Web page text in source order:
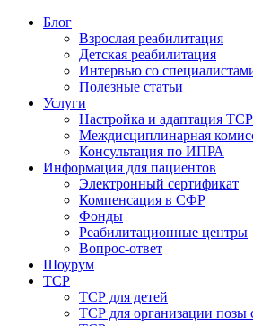
Блог
Взрослая реабилитация
Детская реабилитация
Интервью со
Полезные статьи
Услуги
Настройка и адаптация ТСР
Междисциплинарная
Консультация по ИПРА
Информация для пациентов
Электронный сертификат
Компенсация в СФР
Фонды
Реабилитационные центры
Вопрос-ответ
Шоурум
ТСР
ТСР для детей
ТСР для организации позы